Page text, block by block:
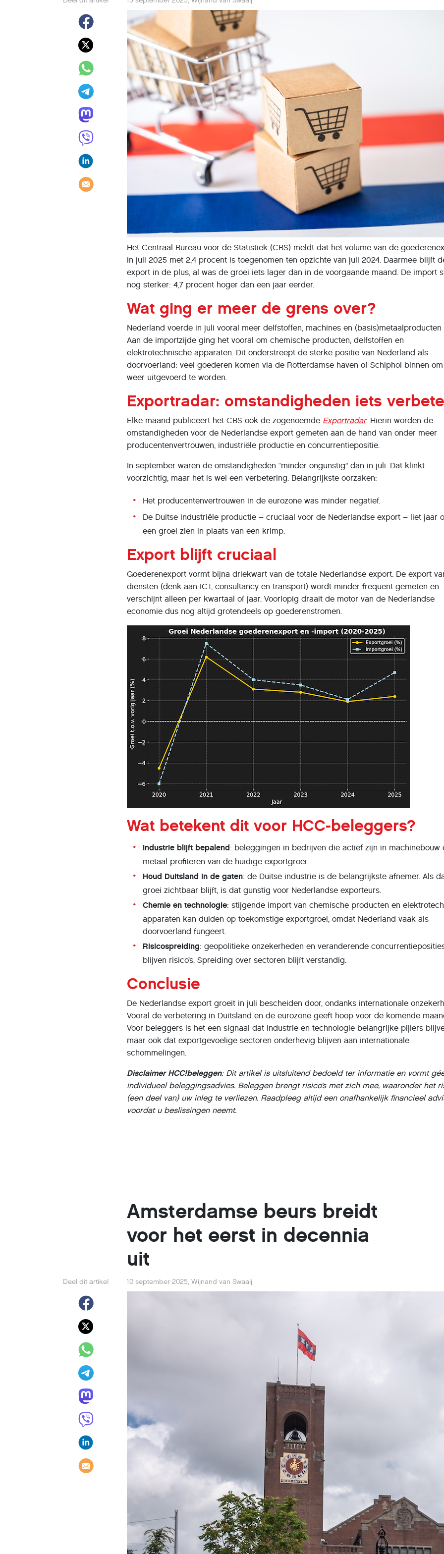
Het Centraal Bureau voor de Statistiek (CBS) meldt dat het volume van de
in juli 2025 met 2,4 procent is toegenomen ten opzichte van juli 2024. Daarmee blijft
export in de plus, al was de groei iets lager dan in de voorgaande maand. De import
nog sterker: 4,7 procent hoger dan een jaar eerder.
Wat ging er meer de grens over?
Nederland voerde in juli vooral meer delfstoffen, machines en (basis)metaalproducten
Aan de importzijde ging het vooral om chemische producten, delfstoffen en
elektrotechnische apparaten. Dit onderstreept de sterke positie van Nederland als
doorvoerland: veel goederen komen via de Rotterdamse haven of Schiphol binnen
weer uitgevoerd te worden.
Exportradar: omstandigheden iets
Elke maand publiceert het CBS ook de zogenoemde Exportradar. Hierin worden de
omstandigheden voor de Nederlandse export gemeten aan de hand van onder meer
producentenvertrouwen, industriële productie en concurrentiepositie.
In september waren de omstandigheden “minder ongunstig” dan in juli. Dat klinkt
voorzichtig, maar het is wel een verbetering. Belangrijkste oorzaken:
Het producentenvertrouwen in de eurozone was minder negatief.
De Duitse industriële productie – cruciaal voor de Nederlandse export – liet jaar
een groei zien in plaats van een krimp.
Export blijft cruciaal
Goederenexport vormt bijna driekwart van de totale Nederlandse export. De export
diensten (denk aan ICT, consultancy en transport) wordt minder frequent gemeten en
verschijnt alleen per kwartaal of jaar. Voorlopig draait de motor van de Nederlandse
economie dus nog altijd grotendeels op goederenstromen.
Wat betekent dit voor HCC-beleggers?
Industrie blijft bepalend: beleggingen in bedrijven die actief zijn in machinebouw
metaal profiteren van de huidige exportgroei.
Houd Duitsland in de gaten: de Duitse industrie is de belangrijkste afnemer. Als
groei zichtbaar blijft, is dat gunstig voor Nederlandse exporteurs.
Chemie en technologie: stijgende import van chemische producten en
apparaten kan duiden op toekomstige exportgroei, omdat Nederland vaak als
doorvoerland fungeert.
Risicospreiding: geopolitieke onzekerheden en veranderende
blijven risico’s. Spreiding over sectoren blijft verstandig.
Conclusie
De Nederlandse export groeit in juli bescheiden door, ondanks internationale
Vooral de verbetering in Duitsland en de eurozone geeft hoop voor de komende
Voor beleggers is het een signaal dat industrie en technologie belangrijke pijlers
maar ook dat exportgevoelige sectoren onderhevig blijven aan internationale
schommelingen.
Disclaimer HCC!beleggen: Dit artikel is uitsluitend bedoeld ter informatie en vormt
individueel beleggingsadvies. Beleggen brengt risico’s met zich mee, waaronder het
(een deel van) uw inleg te verliezen. Raadpleeg altijd een onafhankelijk financieel
voordat u beslissingen neemt.
Amsterdamse beurs breidt
voor het eerst in decennia
uit
Deel dit artikel 10 september 2025,Wijnand van Swaaij